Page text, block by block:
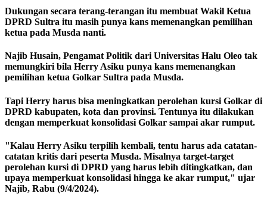
Dukungan secara terang-terangan itu membuat Wakil Ketua
DPRD Sultra itu masih punya kans memenangkan pemilihan
ketua pada Musda nanti.
Najib Husain, Pengamat Politik dari Universitas Halu Oleo tak
memungkiri bila Herry Asiku punya kans memenangkan
pemilihan ketua Golkar Sultra pada Musda.
Tapi Herry harus bisa meningkatkan perolehan kursi Golkar di
DPRD kabupaten, kota dan provinsi. Tentunya itu dilakukan
dengan memperkuat konsolidasi Golkar sampai akar rumput.
"Kalau Herry Asiku terpilih kembali, tentu harus ada catatan-
catatan kritis dari peserta Musda. Misalnya target-target
perolehan kursi di DPRD yang harus lebih ditingkatkan, dan
upaya memperkuat konsolidasi hingga ke akar rumput," ujar
Najib, Rabu (9/4/2024).